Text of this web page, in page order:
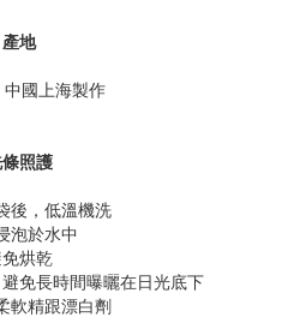
產地
中國上海製作
照護
後，低溫機洗
泡於水中
烘乾
免長時間曝曬在日光底下
軟精跟漂白劑